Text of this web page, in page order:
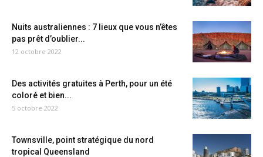
Nuits australiennes : 7 lieux que vous n’êtes
pas prêt d’oublier...
12 octobre 2022
Des activités gratuites à Perth, pour un été
coloré et bien...
5 octobre 2022
Townsville, point stratégique du nord
tropical Queensland